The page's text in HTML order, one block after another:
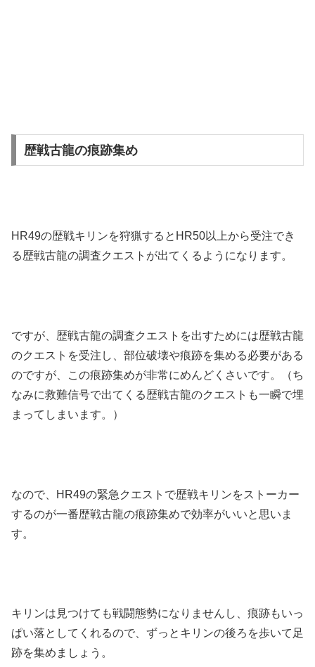
歴戦古龍の痕跡集め
HR49の歴戦キリンを狩猟するとHR50以上から受注でき
る歴戦古龍の調査クエストが出てくるようになります。
ですが、歴戦古龍の調査クエストを出すためには歴戦古龍
のクエストを受注し、部位破壊や痕跡を集める必要がある
のですが、この痕跡集めが非常にめんどくさいです。（ち
なみに救難信号で出てくる歴戦古龍のクエストも一瞬で埋
まってしまいます。）
なので、HR49の緊急クエストで歴戦キリンをストーカー
するのが一番歴戦古龍の痕跡集めで効率がいいと思いま
す。
キリンは見つけても戦闘態勢になりませんし、痕跡もいっ
ぱい落としてくれるので、ずっとキリンの後ろを歩いて足
跡を集めましょう。